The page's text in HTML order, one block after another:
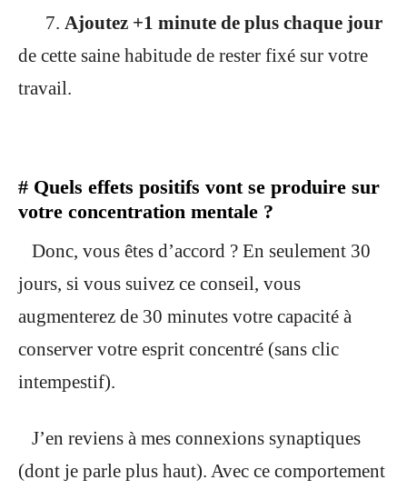
7. Ajoutez +1 minute de plus chaque jour
de cette saine habitude de rester fixé sur votre
travail.
# Quels effets positifs vont se produire sur
votre concentration mentale ?
Donc, vous êtes d’accord ? En seulement 30
jours, si vous suivez ce conseil, vous
augmenterez de 30 minutes votre capacité à
conserver votre esprit concentré (sans clic
intempestif).
J’en reviens à mes connexions synaptiques
(dont je parle plus haut). Avec ce comportement